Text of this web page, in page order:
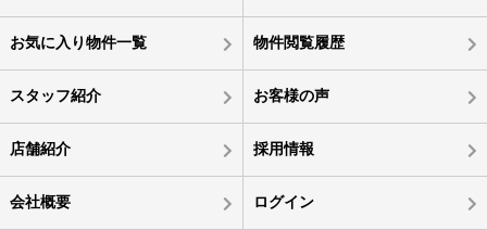
お気に入り物件一覧 物件閲覧履歴
スタッフ紹介 お客様の声
店舗紹介 採用情報
会社概要 ログイン